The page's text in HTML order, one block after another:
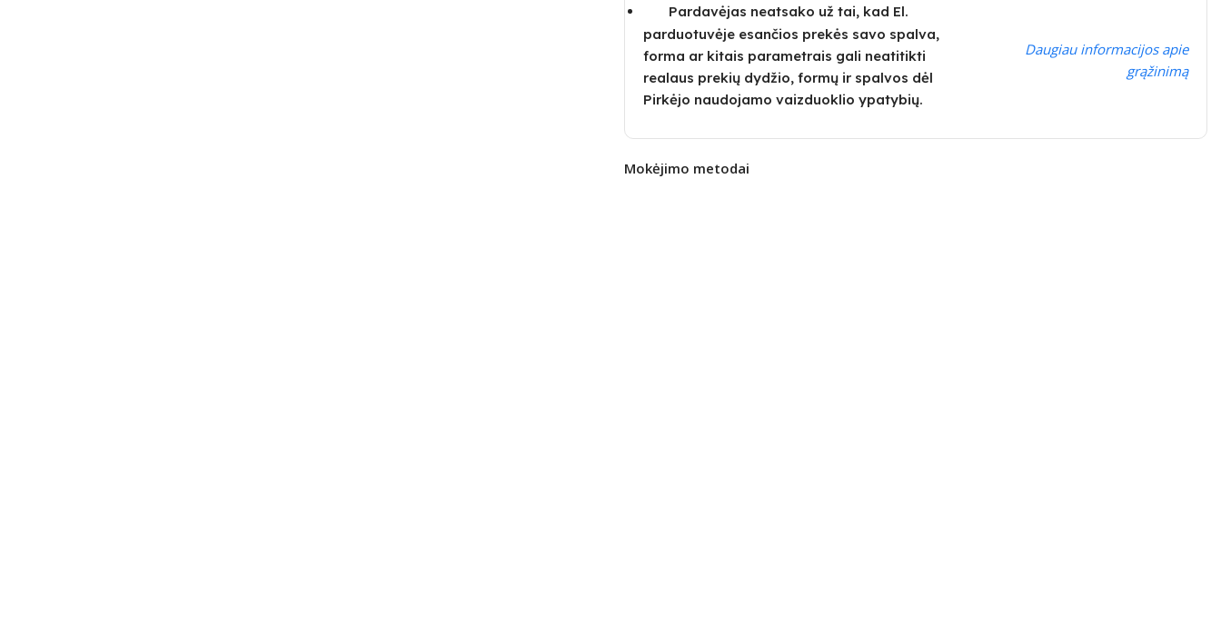
Pardavėjas neatsako už tai, kad El.
parduotuvėje esančios prekės savo spalva,
forma ar kitais parametrais gali neatitikti
realaus prekių dydžio, formų ir spalvos dėl
Pirkėjo naudojamo vaizduoklio ypatybių.
Daugiau informacijos apie
grąžinimą
Mokėjimo metodai